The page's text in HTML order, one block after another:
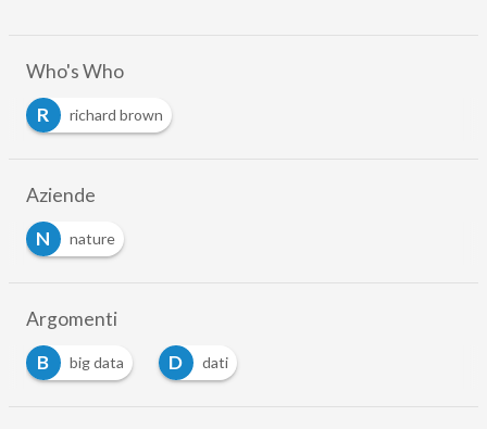
Who's Who
R
richard brown
Aziende
N
nature
Argomenti
B
big data D dati